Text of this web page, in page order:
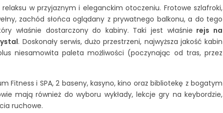
w przyjaznym i eleganckim otoczeniu. Frotowe szlafroki,
zachód słońca oglądany z prywatnego balkonu, a do tego
właśnie dostarczony do kabiny. Taki jest właśnie rejs na
. Doskonały serwis, dużo przestrzeni, najwyższa jakość kabin
niesamowita paleta możliwości (poczynając od tras, przez
Fitness i SPA, 2 baseny, kasyno, kino oraz bibliotekę z bogatym
mają również do wyboru wykłady, lekcje gry na keybordzie,
ruchowe.